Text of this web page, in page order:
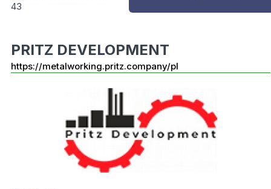
43
PRITZ DEVELOPMENT
https://metalworking.pritz.company/pl